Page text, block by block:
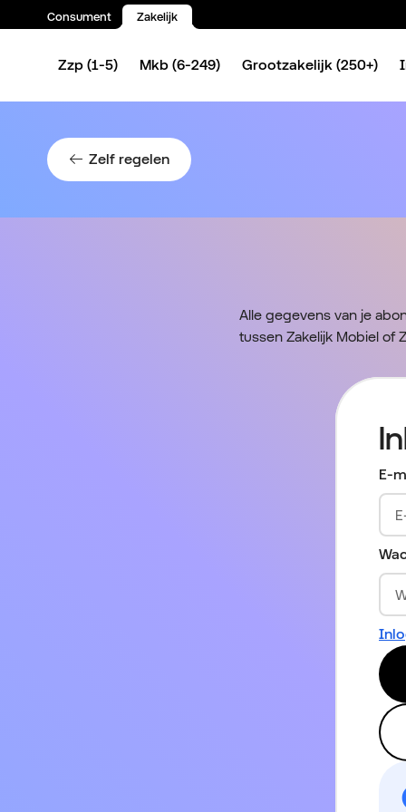
Consument Zakelijk
Zzp (1-5) Mkb (6-249) Grootzakelijk (250+)
Zelf regelen
Alle gegevens van je
tussen Zakelijk Mobiel of
E-